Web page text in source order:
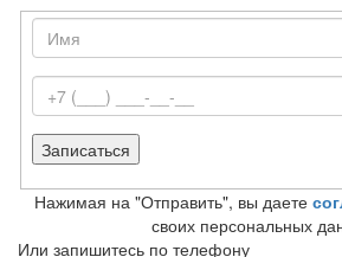
Нажимая на "Отправить", вы даете
своих персональных
Или запишитесь по телефону